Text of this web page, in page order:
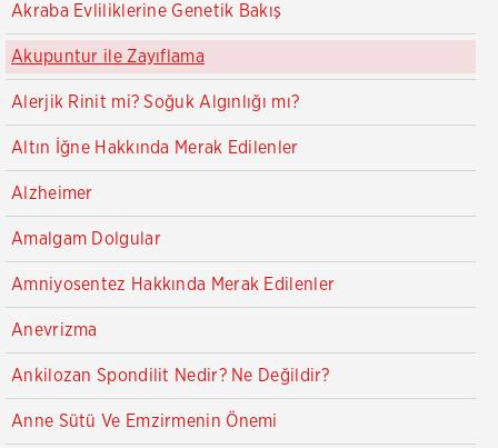
Akraba Evliliklerine Genetik Bakış
Akupuntur ile Zayıflama
Alerjik Rinit mi? Soğuk Algınlığı mı?
Altın İğne Hakkında Merak Edilenler
Alzheimer
Amalgam Dolgular
Amniyosentez Hakkında Merak Edilenler
Anevrizma
Ankilozan Spondilit Nedir? Ne Değildir?
Anne Sütü Ve Emzirmenin Önemi